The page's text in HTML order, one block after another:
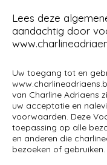
Uw toegang tot en
van Charline Adriaens
uw acceptatie en
voorwaarden. Deze
toepassing op alle
en anderen die
bezoeken of gebruiken.
Lees deze
aandachtig door